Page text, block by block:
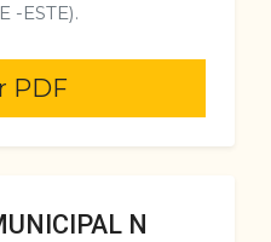
-ESTE).
PDF
N